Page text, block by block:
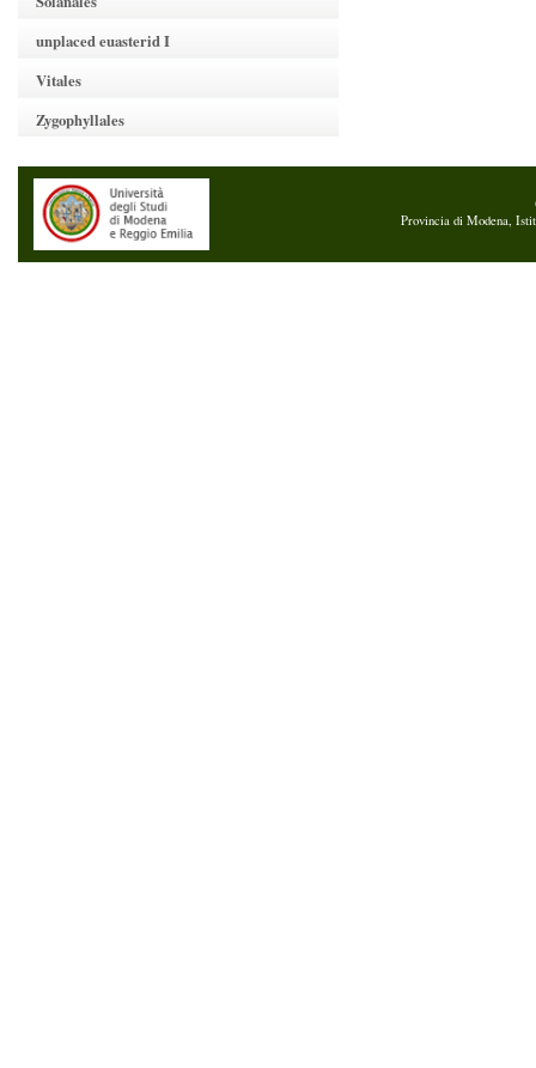
unplaced euasterid I
Vitales
Zygophyllales
Provincia di Modena,